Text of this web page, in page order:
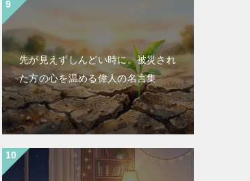
先が見えずしんどい時に。被災され
た方の心を温める偉人の名言集